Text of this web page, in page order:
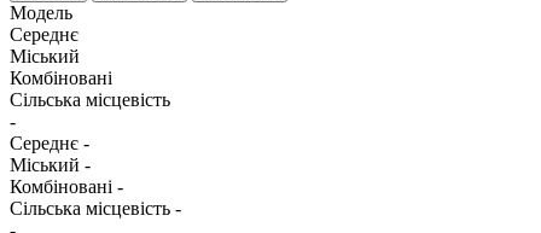
Модель
Середнє
Міський
Комбіновані
Сільська місцевість
-
Середнє -
Міський -
Комбіновані -
Сільська місцевість -